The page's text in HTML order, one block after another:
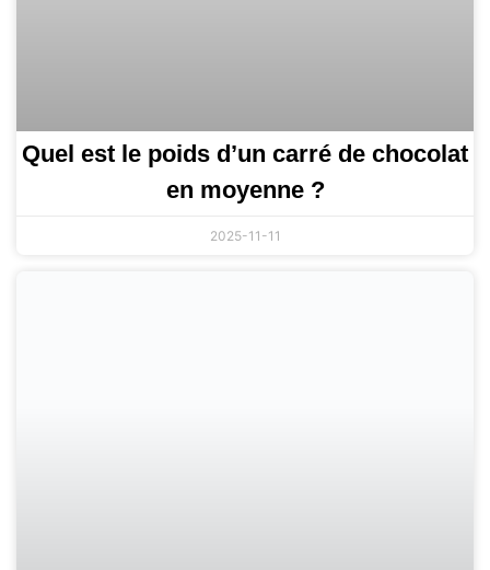
Quel est le poids d’un carré de chocolat
en moyenne ?
2025-11-11